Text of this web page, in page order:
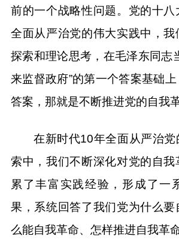
前的一个战略性问题。党的十
全面从严治党的伟大实践中，我
探索和理论思考，在毛泽东同志
来监督政府”的第一个答案基础
答案，那就是不断推进党的自我革
在新时代10年全面从严治
索中，我们不断深化对党的自我
累了丰富实践经验，形成了一
果，系统回答了我们党为什么
么能自我革命、怎样推进自我革